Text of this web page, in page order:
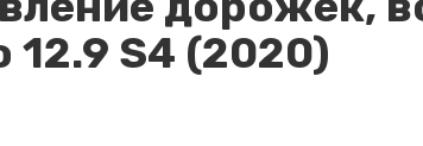
12.9 S4 (2020)